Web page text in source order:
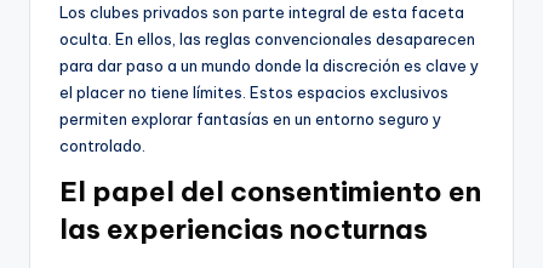
Los clubes privados son parte integral de esta faceta
oculta. En ellos, las reglas convencionales desaparecen
para dar paso a un mundo donde la discreción es clave y
el placer no tiene límites. Estos espacios exclusivos
permiten explorar fantasías en un entorno seguro y
controlado.
El papel del consentimiento en
las experiencias nocturnas